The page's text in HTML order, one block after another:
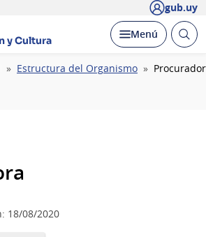
gub.uy
y Cultura
Desplegar
Menú Abrir
Estructura del Organismo
18/08/2020